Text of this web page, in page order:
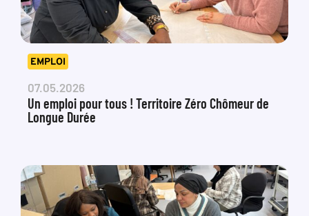
EMPLOI
07.05.2026
Un emploi pour tous ! Territoire Zéro Chômeur de
Longue Durée